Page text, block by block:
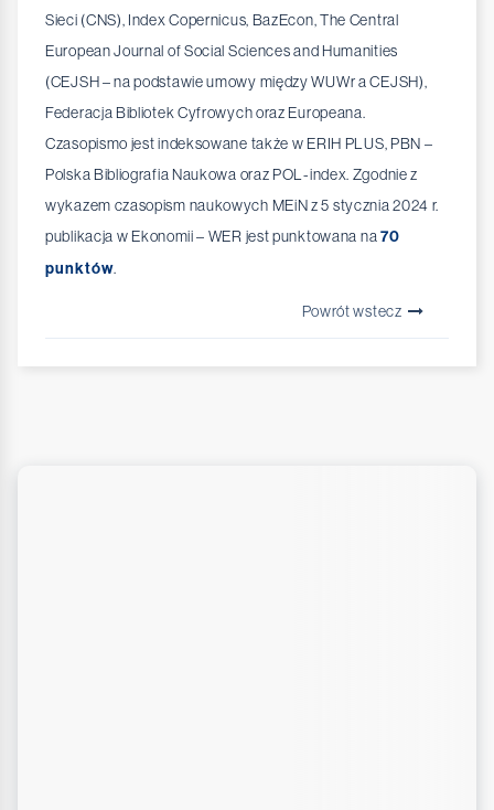
Sieci (CNS), Index Copernicus, BazEcon, The Central
European Journal of Social Sciences and Humanities
(CEJSH – na podstawie umowy między WUWr a CEJSH),
Federacja Bibliotek Cyfrowych oraz Europeana.
Czasopismo jest indeksowane także w ERIH PLUS, PBN –
Polska Bibliografia Naukowa oraz POL-index. Zgodnie z
wykazem czasopism naukowych MEiN z 5 stycznia 2024 r.
publikacja w Ekonomii – WER jest punktowana na70
punktów.
Powrót wstecz